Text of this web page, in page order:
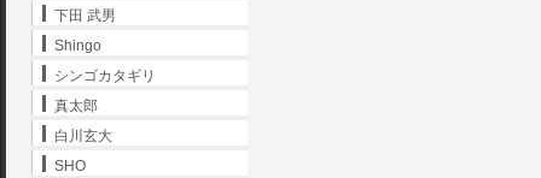
下田 武男
Shingo
シンゴカタギリ
真太郎
白川玄大
SHO